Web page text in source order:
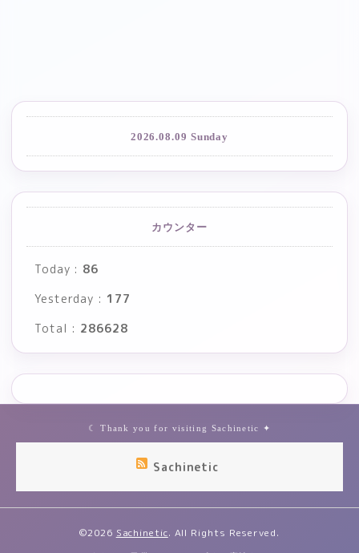
2026.08.09 Sunday
カウンター
Today : 86
Yesterday : 177
Total : 286628
Sachinetic
©2026 Sachinetic. All Rights Reserved.